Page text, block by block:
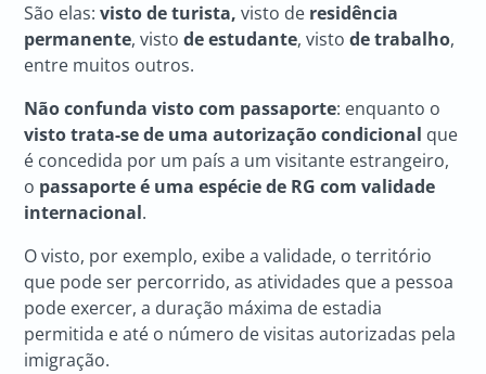
São elas:visto de turista,visto de residência
permanente, vistode estudante, vistode trabalho,
entre muitos outros.
Não confunda visto com passaporte: enquanto o
visto trata-se de uma autorização condicional que
é concedida por um país a um visitante estrangeiro,
o passaporte é uma espécie de RG com validade
internacional.
O visto, por exemplo, exibe a validade, o território
que pode ser percorrido, as atividades que a pessoa
pode exercer, a duração máxima de estadia
permitida e até o número de visitas autorizadas pela
imigração.